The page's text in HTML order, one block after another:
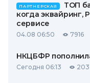
ПАРТНЕРСКАЯ
ТОП
когда эквайринг,
сервисе
04.08 06:50 7916
НКЦБФР
Сегодня 06:13 203